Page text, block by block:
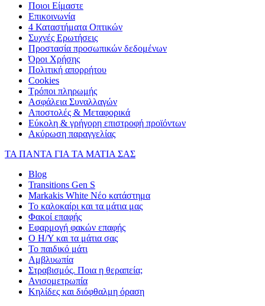
Ποιοι Είμαστε
Επικοινωνία
4 Καταστήματα Οπτικών
Συχνές Ερωτήσεις
Προστασία προσωπικών δεδομένων
Όροι Χρήσης
Πολιτική απορρήτου
Cookies
Τρόποι πληρωμής
Ασφάλεια Συναλλαγών
Αποστολές & Μεταφορικά
Εύκολη & γρήγορη επιστροφή προϊόντων
Ακύρωση παραγγελίας
ΤΑ ΠΑΝΤΑ ΓΙΑ ΤΑ ΜΑΤΙΑ ΣΑΣ
Blog
Transitions Gen S
Markakis White Νέο κατάστημα
Το καλοκαίρι και τα μάτια μας
Φακοί επαφής
Εφαρμογή φακών επαφής
Ο Η/Υ και τα μάτια σας
Το παιδικό μάτι
Αμβλυωπία
Στραβισμός. Ποια η θεραπεία;
Ανισομετρωπία
Κηλίδες και διόφθαλμη όραση